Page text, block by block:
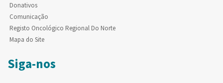
Donativos
Comunicação
Registo Oncológico Regional Do Norte
Mapa do Site
Siga-nos